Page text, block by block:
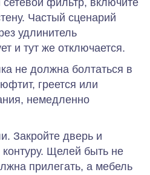
фильтр, включите
Частый сценарий
удлинитель
и тут же отключается.
не должна болтаться в
греется или
немедленно
Закройте дверь и
Щелей быть не
прилегать, а мебель